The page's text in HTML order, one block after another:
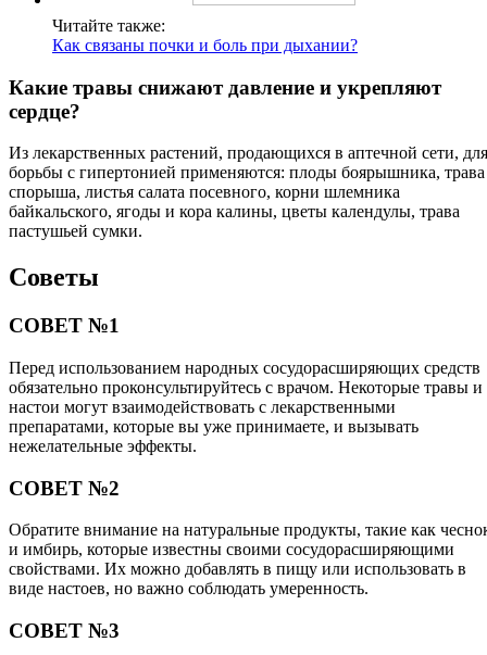
Читайте также:
Как связаны почки и боль при дыхании?
Какие травы снижают давление и укрепляют
сердце?
Из лекарственных растений, продающихся в аптечной сети, для
борьбы с гипертонией применяются: плоды боярышника, трава
спорыша, листья салата посевного, корни шлемника
байкальского, ягоды и кора калины, цветы календулы, трава
пастушьей сумки.
Советы
СОВЕТ №1
Перед использованием народных сосудорасширяющих средств
обязательно проконсультируйтесь с врачом. Некоторые травы и
настои могут взаимодействовать с лекарственными
препаратами, которые вы уже принимаете, и вызывать
нежелательные эффекты.
СОВЕТ №2
Обратите внимание на натуральные продукты, такие как
и имбирь, которые известны своими сосудорасширяющими
свойствами. Их можно добавлять в пищу или использовать в
виде настоев, но важно соблюдать умеренность.
СОВЕТ №3